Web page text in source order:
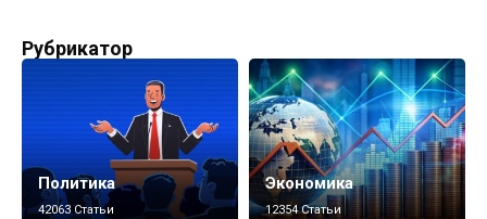
Рубрикатор
Политика
42063 Статьи
Экономика
12354 Статьи